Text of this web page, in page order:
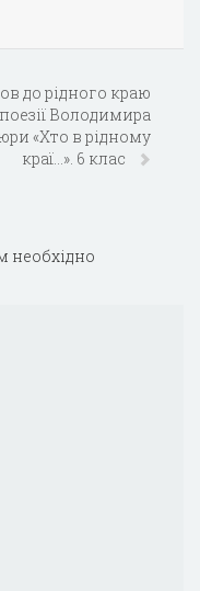
до рідного краю
Володимира
«Хто в рідному
краї…». 6 клас
необхідно